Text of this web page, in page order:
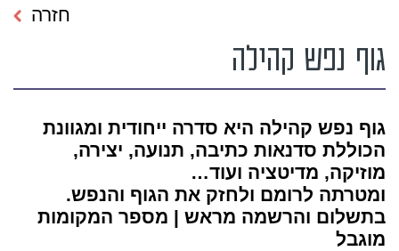
גוף נפש קהילה
חזרה
גוף נפש קהילה היא סדרה ייחודית ומגוונת
הכוללת סדנאות כתיבה, תנועה, יצירה,
מוזיקה, מדיטציה ועוד…
ומטרתה לרומם ולחזק את הגוף והנפש.
בתשלום והרשמה מראש | מספר המקומות
מוגבל